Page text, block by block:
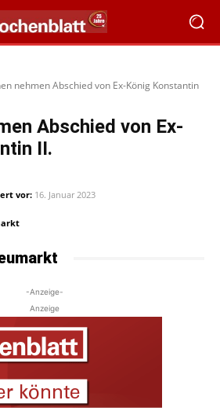
nehmen Abschied von Ex-König Konstantin
Abschied von Ex-
II.
vor: 16. Januar 2023
-Anzeige-
Anzeige